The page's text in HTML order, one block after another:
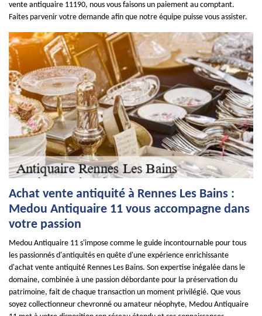
vente antiquaire 11190, nous vous faisons un paiement au comptant.
Faites parvenir votre demande afin que notre équipe puisse vous assister.
Achat vente antiquité à Rennes Les Bains :
Medou Antiquaire 11 vous accompagne dans
votre passion
Medou Antiquaire 11 s'impose comme le guide incontournable pour tous
les passionnés d'antiquités en quête d'une expérience enrichissante
d'achat vente antiquité Rennes Les Bains. Son expertise inégalée dans le
domaine, combinée à une passion débordante pour la préservation du
patrimoine, fait de chaque transaction un moment privilégié. Que vous
soyez collectionneur chevronné ou amateur néophyte, Medou Antiquaire